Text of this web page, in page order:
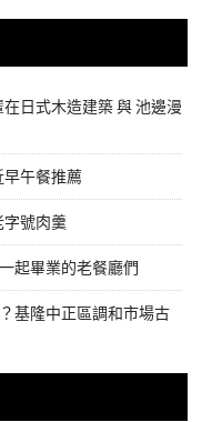
日式木造建築 與 池邊漫
早午餐推薦
字號肉羹
起畢業的老餐廳們
基隆中正區調和市場古